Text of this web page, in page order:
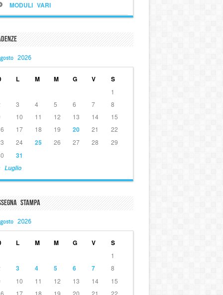
MODULI VARI
2026
L M M G V S
Luglio
1
3 4 5 6 7
8
10 11 12 13 14
15
17 18 19 20 21
22
24 25 26 27 28
29
31
Stampa
2026
L M M G V S
1
3 4 5 6 7
8
10 11 12 13 14
15
17 18 19 20 21 22